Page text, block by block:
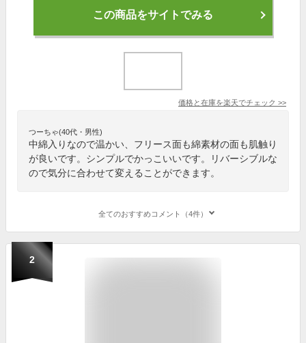
この商品をサイトでみる
価格と在庫を楽天でチェック >>
つーちゃ(40代・男性)
中綿入りなので温かい、フリース面も綿素材の面も肌触り
が良いです。シンプルでかっこいいです。リバーシブルな
ので気分に合わせて変えることができます。
全てのおすすめコメント（4件）
2